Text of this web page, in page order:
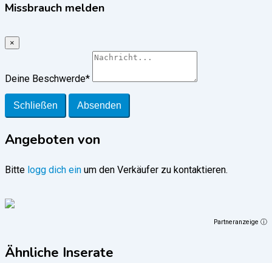
Missbrauch melden
×
Deine Beschwerde*
Schließen Absenden
Angeboten von
Bitte logg dich ein um den Verkäufer zu kontaktieren.
Partneranzeige ⓘ
Ähnliche Inserate